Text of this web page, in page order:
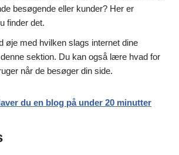
besøgende eller kunder? Her er
finder det.
øje med hvilken slags internet dine
sektion. Du kan også lære hvad for
når de besøger din side.
du en blog på under 20 minutter